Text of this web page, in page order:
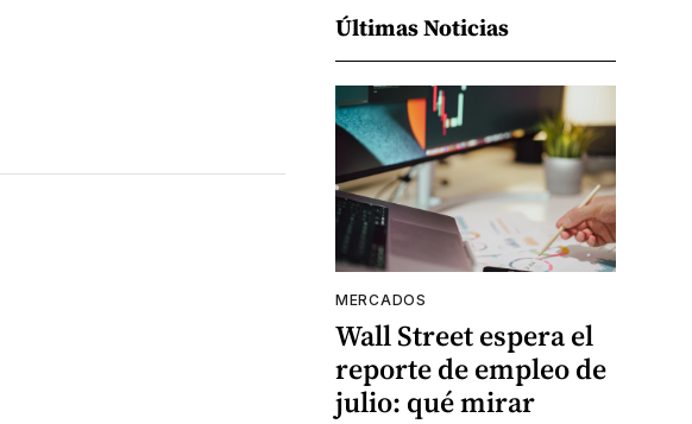
Últimas Noticias
MERCADOS
Wall Street espera el
reporte de empleo de
julio: qué mirar